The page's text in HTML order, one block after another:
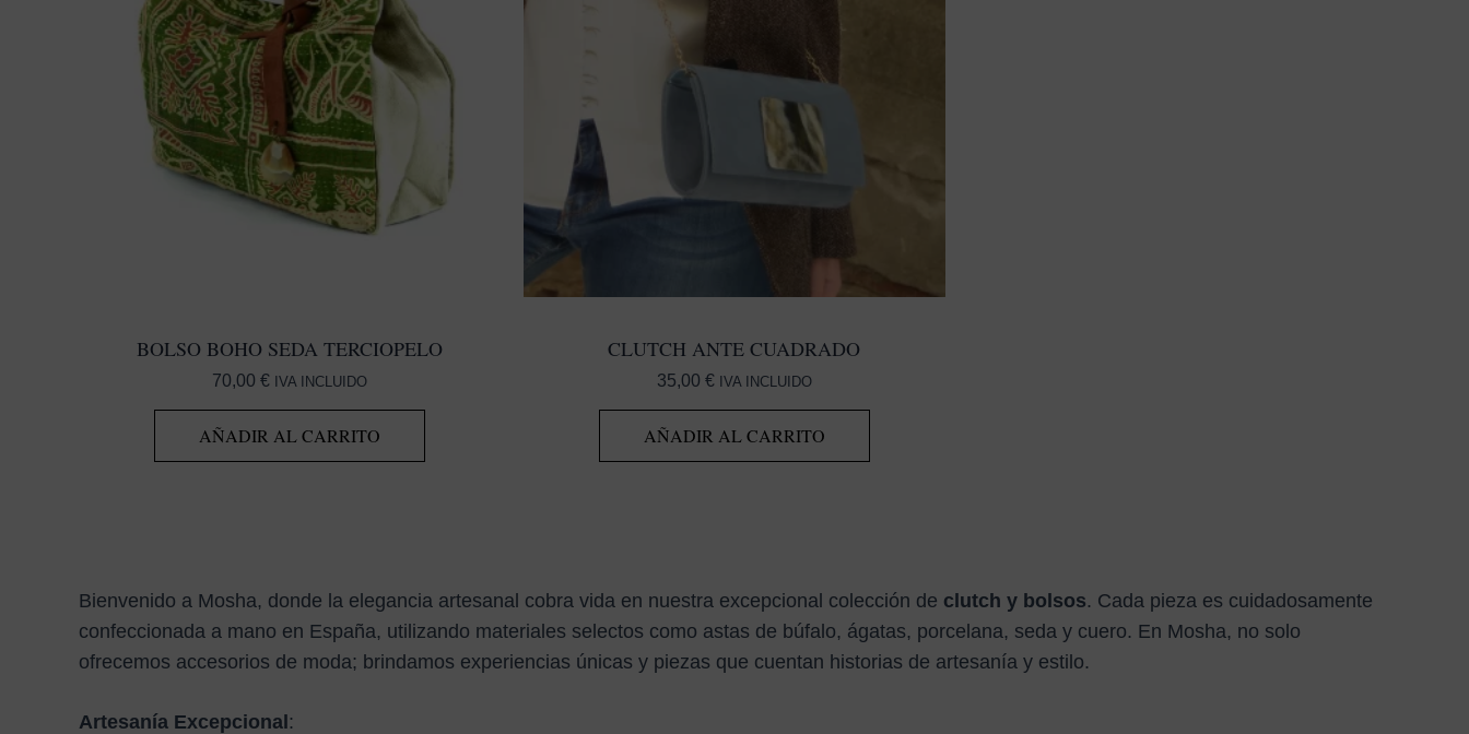
BOLSO BOHO SEDA TERCIOPELO
70,00€ IVA INCLUIDO
AÑADIR AL CARRITO
CLUTCH ANTE CUADRADO
35,00 € IVA INCLUIDO
AÑADIR AL CARRITO
Bienvenido a Mosha, donde la elegancia artesanal cobra vida en nuestra excepcional colección de clutch y bolsos. Cada pieza es cuidadosamente
confeccionada a mano en España, utilizando materiales selectos como astas de búfalo, ágatas, porcelana, seda y cuero. En Mosha, no solo
ofrecemos accesorios de moda; brindamos experiencias únicas y piezas que cuentan historias de artesanía y estilo.
Artesanía Excepcional: